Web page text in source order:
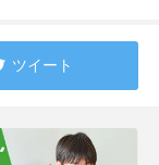
ツイート